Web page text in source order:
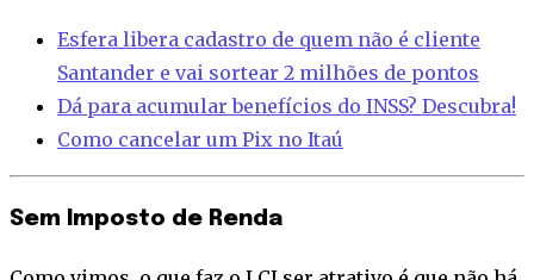
Esfera libera cadastro de quem não é cliente
Santander e vai sortear 2 milhões de pontos
Dá para acumular benefícios do INSS? Descubra!
Como cancelar um Pix no Itaú
Sem Imposto de Renda